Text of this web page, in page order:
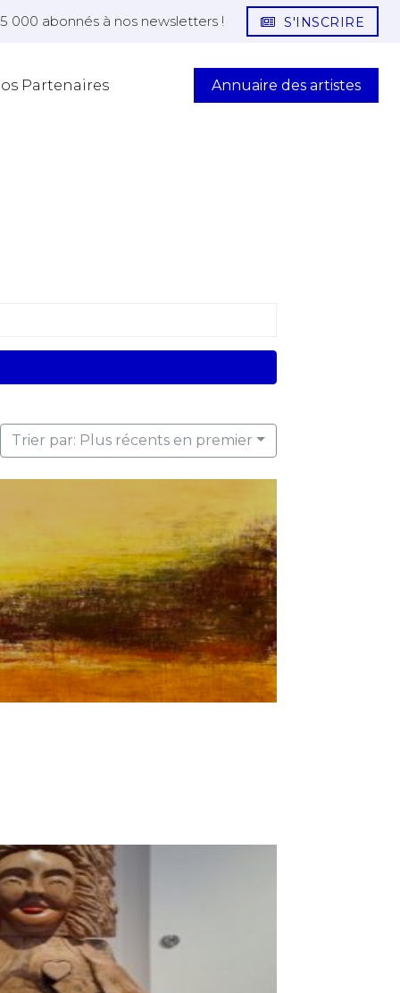
000 abonnés à nos newsletters ! S'INSCRIRE
Partenaires Annuaire des artistes
Trier par: Plus récents en premier